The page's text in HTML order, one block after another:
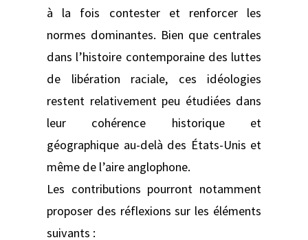
à la fois contester et renforcer les
normes dominantes. Bien que centrales
dans l’histoire contemporaine des luttes
de libération raciale, ces idéologies
restent relativement peu étudiées dans
leur cohérence historique et
géographique au-delà des États-Unis et
même de l’aire anglophone.
Les contributions pourront notamment
proposer des réflexions sur les éléments
suivants :